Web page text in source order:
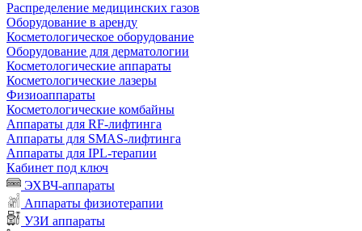
Распределение медицинских газов
Оборудование в аренду
Косметологическое оборудование
Оборудование для дерматологии
Косметологические аппараты
Косметологические лазеры
Физиоаппараты
Косметологические комбайны
Аппараты для RF-лифтинга
Аппараты для SMAS-лифтинга
Аппараты для IPL-терапии
Кабинет под ключ
ЭХВЧ-аппараты
Аппараты физиотерапии
УЗИ аппараты